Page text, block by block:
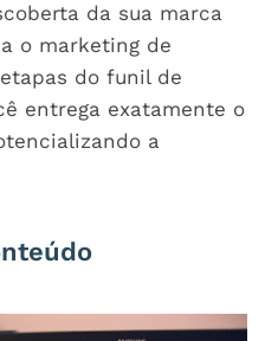
da sua marca
o marketing de
do funil de
entrega exatamente o
a